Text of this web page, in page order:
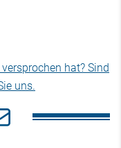
hat? Sind
uns.